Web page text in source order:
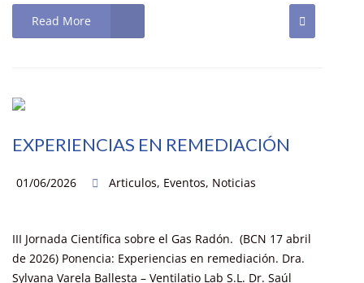
Read More
EXPERIENCIAS EN REMEDIACIÓN
01/06/2026 Articulos, Eventos, Noticias
III Jornada Científica sobre el Gas Radón. (BCN 17 abril
de 2026) Ponencia: Experiencias en remediación. Dra.
Sylvana Varela Ballesta – Ventilatio Lab S.L. Dr. Saúl